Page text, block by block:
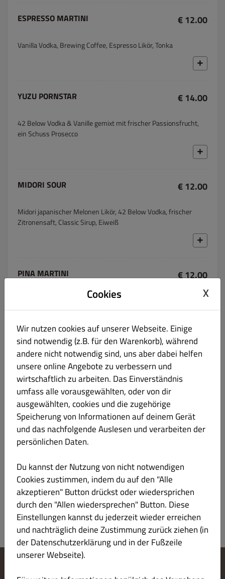
ESPRESSO MARTINI € 12.00
Vanilla Vodka, Brewing Coffee, Espresso Likör, Tonka
YUZU PORNSTAR € 14.00
42 Below Vodka & Vanille gemixt mit frischer Passionsfrucht,
ein Schuss Prosecco
MIDORI SOUR € 12.00
Midori japanischer Melonen Likör, 42 Below Vodka, frischer
Zitronensaft, Classic Sirup, Eiweiß
PINA MARTINI € 12.00
Tequila, Ancho Reyes, Mango, Chili, Limette, Togarashi Salz,
Sansho Pfeffer
RAIN OVER TOKYO
Tequila, Vermouth, Vanille, frische Zitrone, Ananas, Eiweiß
HARU GARDEN
Gin, Holunder, Apfelsaft, Gurke, frische Limette
Cookie-Einstellungen ändern
Cookies X
Wir nutzen cookies auf unserer Webseite. Einige
sind notwendig (z.B. für den Warenkorb), während
andere nicht notwendig sind, uns aber dabei helfen
unsere online Angebote zu verbessern und
wirtschaftlich zu arbeiten. Das Einverständnis
umfass alle vorausgewählten, oder von dir
ausgewählten, cookies und die zugehörige
Speicherung von Informationen auf deinem Gerät
und das nachfolgende Auslesen und verarbeiten der
persönlichen Daten.
Du kannst der Nutzung von nicht notwendigen
Cookies zustimmen, indem du auf den "Alle
akzeptieren" Button drückst oder wiedersprichen
durch den "Allen wiedersprechen" Button. Diese
Einstellungen kannst du jederzeit wieder erreichen
und nachträglich deine Zustimmung zurück ziehen (in
der Datenschutzerklärung und in der Fußzeile
unserer Webseite).